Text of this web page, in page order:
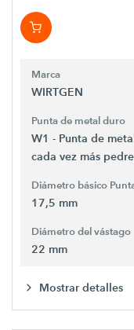
Marca
WIRTGEN
Punta de metal duro
W1 - Punta de
cada vez más
Diámetro básico
17,5 mm
Diámetro del vástago
22 mm
Mostrar detalles